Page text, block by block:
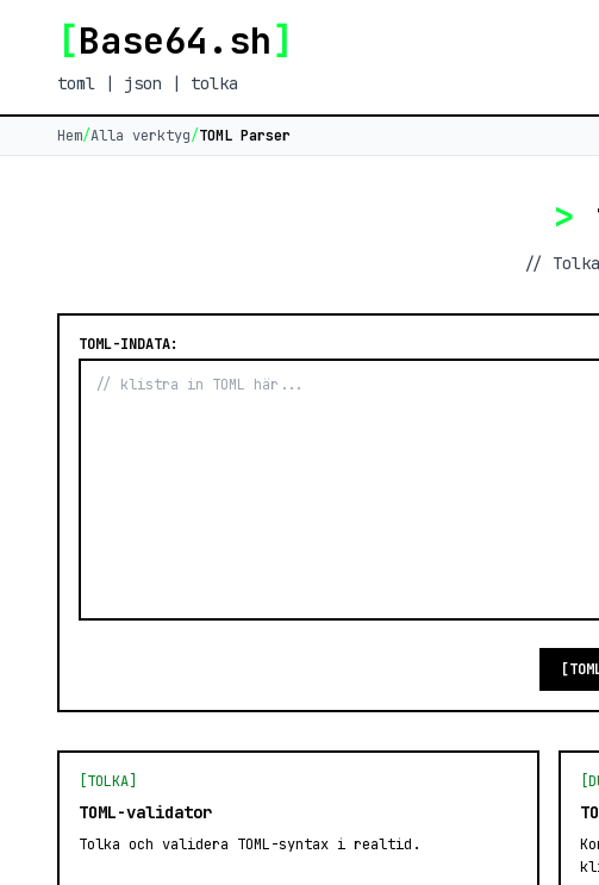
[Base64.sh]
toml | json | tolka
Hem/Alla verktyg/TOML Parser
>
//
TOML-INDATA:
[TOLKA]
TOML-validator
Tolka och validera TOML-syntax i realtid.